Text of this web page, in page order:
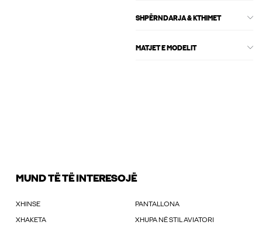
SHPËRNDARJA & KTHIMET
MATJET E MODELIT
MUND TË TË INTERESOJË
XHINSE PANTALLONA
XHAKETA XHUPA NË STIL AVIATORI